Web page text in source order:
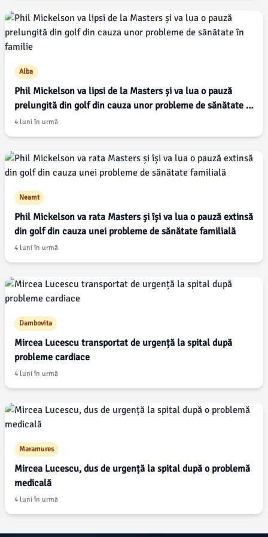
Alba
Phil Mickelson va lipsi de la Masters și va lua o pauză
prelungită din golf din cauza unor probleme de sănătate în
familie
4 luni în urmă
Neamt
Phil Mickelson va rata Masters și își va lua o pauză extinsă
din golf din cauza unei probleme de sănătate familială
4 luni în urmă
Dambovita
Mircea Lucescu transportat de urgență la spital după
probleme cardiace
4 luni în urmă
Maramures
Mircea Lucescu, dus de urgență la spital după o problemă
medicală
4 luni în urmă